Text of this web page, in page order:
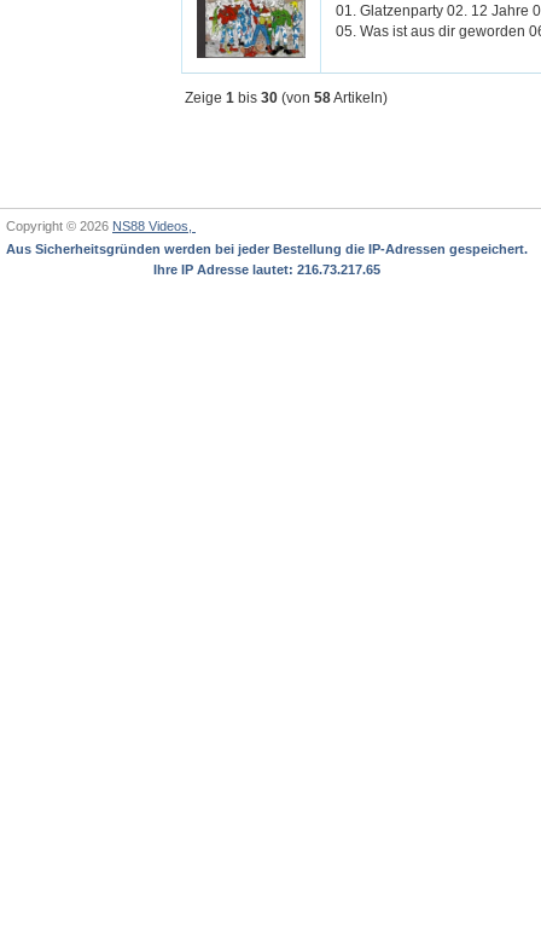
01. Glatzenparty 02. 12 Jahre
05. Was ist aus dir geworden
Zeige 1 bis 30 (von 58Artikeln)
Copyright © 2026 NS88 Videos,
Aus Sicherheitsgründen werden bei jeder Bestellung die IP-Adressen gespeichert.
Ihre IP Adresse lautet: 216.73.217.65